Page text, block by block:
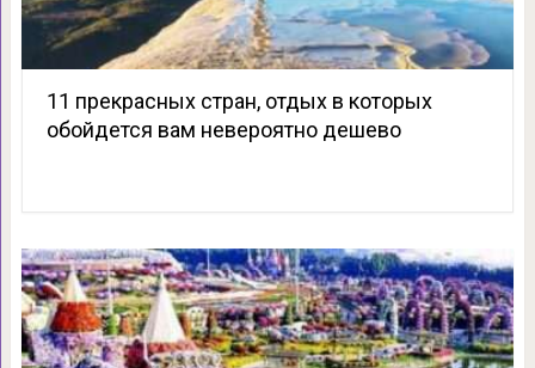
11 прекрасных стран, отдых в которых
обойдется вам невероятно дешево